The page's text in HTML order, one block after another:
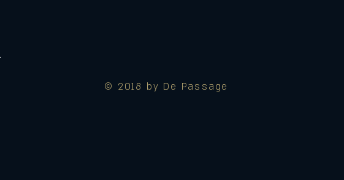
© 2018 by De Passage